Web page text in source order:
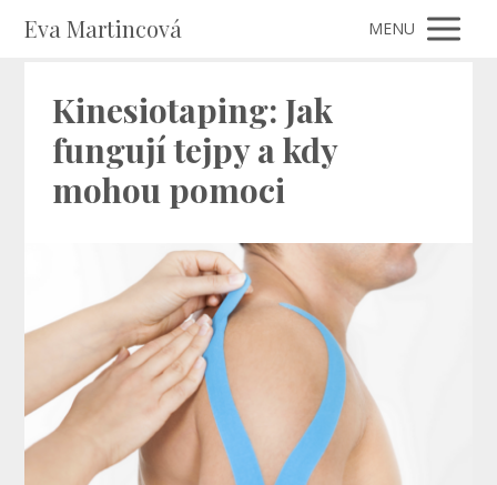
Eva Martincová MENU
Kinesiotaping: Jak
fungují tejpy a kdy
mohou pomoci